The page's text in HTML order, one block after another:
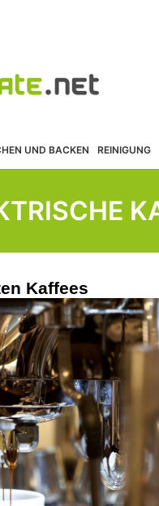
UND BACKEN REINIGUNG
Kaffees